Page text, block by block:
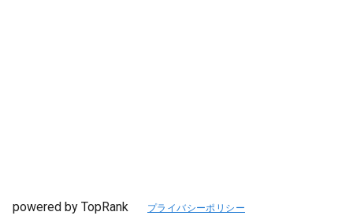
powered by TopRank プライバシーポリシー